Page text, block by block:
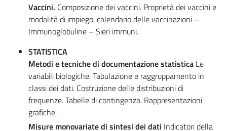
Vaccini. Composizione dei vaccini. Proprietà dei vaccini e
modalità di impiego, calendario delle vaccinazioni –
Immunoglobuline – Sieri immuni.
STATISTICA
Metodi e tecniche di documentazione statistica Le
variabili biologiche. Tabulazione e raggruppamento in
classi dei dati. Costruzione delle distribuzioni di
frequenze. Tabelle di contingenza. Rappresentazioni
grafiche.
Misure monovariate di sintesi dei dati Indicatori della